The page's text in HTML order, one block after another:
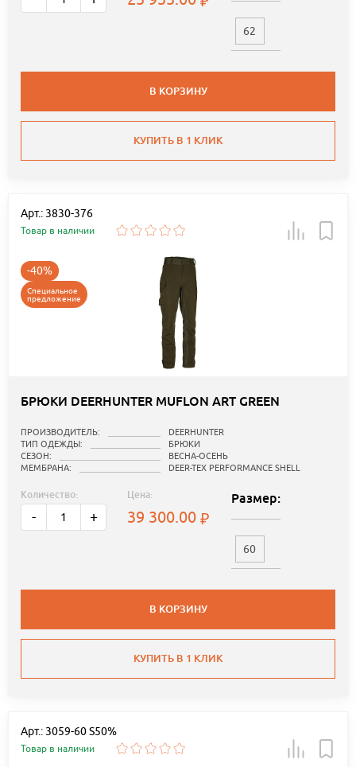
62
В КОРЗИНУ
КУПИТЬ В 1 КЛИК
Арт.: 3830-376
Товар в наличии
-40%
Специальное
предложение
БРЮКИ DEERHUNTER MUFLON ART GREEN
ПРОИЗВОДИТЕЛЬ:
DEERHUNTER
ТИП ОДЕЖДЫ:
БРЮКИ
СЕЗОН:
ВЕСНА-ОСЕНЬ
МЕМБРАНА:
DEER-TEX PERFORMANCE SHELL
Количество:
- +
Цена:
39 300.00
Размер:
60
В КОРЗИНУ
КУПИТЬ В 1 КЛИК
Арт.: 3059-60 S50%
Товар в наличии